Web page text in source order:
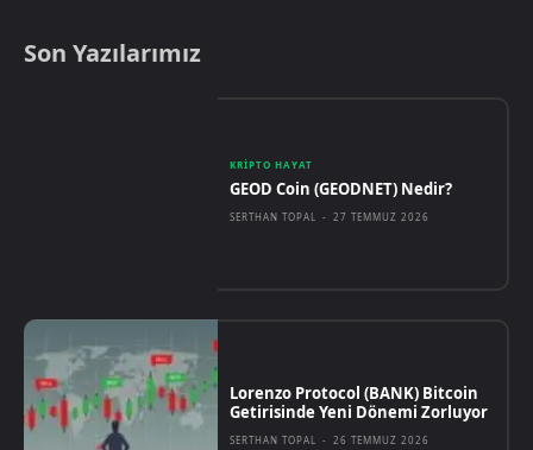
Son Yazılarımız
KRIPTO HAYAT
GEOD Coin (GEODNET) Nedir?
SERTHAN TOPAL - 27 TEMMUZ 2026
Lorenzo Protocol (BANK) Bitcoin
Getirisinde Yeni Dönemi Zorluyor
SERTHAN TOPAL - 26 TEMMUZ 2026